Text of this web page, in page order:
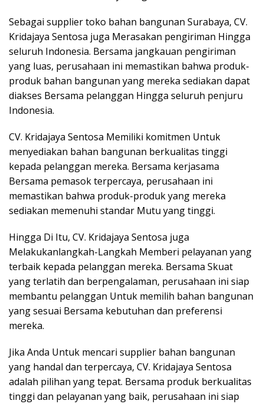
Sebagai suppliertoko bahan bangunan Surabaya, CV.
Kridajaya Sentosa juga Merasakan pengiriman Hingga
seluruh Indonesia. Bersama jangkauan pengiriman
yang luas, perusahaan ini memastikan bahwa produk-
produk bahan bangunan yang mereka sediakan dapat
diakses Bersama pelanggan Hingga seluruh penjuru
Indonesia.
CV. Kridajaya Sentosa Memiliki komitmen Untuk
menyediakan bahan bangunan berkualitas tinggi
kepada pelanggan mereka. Bersama kerjasama
Bersama pemasok terpercaya, perusahaan ini
memastikan bahwa produk-produk yang mereka
sediakan memenuhi standar Mutu yang tinggi.
Hingga Di Itu, CV. Kridajaya Sentosa juga
Melakukanlangkah-Langkah Memberi pelayanan yang
terbaik kepada pelanggan mereka. Bersama Skuat
yang terlatih dan berpengalaman, perusahaan ini siap
membantu pelanggan Untuk memilih bahan bangunan
yang sesuai Bersama kebutuhan dan preferensi
mereka.
Jika Anda Untuk mencari supplier bahan bangunan
yang handal dan terpercaya, CV. Kridajaya Sentosa
adalah pilihan yang tepat. Bersama produk berkualitas
tinggi dan pelayanan yang baik, perusahaan ini siap